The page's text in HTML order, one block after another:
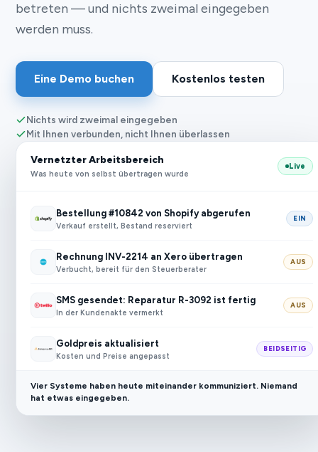
betreten — und nichts zweimal eingegeben
werden muss.
Eine Demo buchen Kostenlos testen
Nichts wird zweimal eingegeben
Mit Ihnen verbunden, nicht Ihnen überlassen
Vernetzter Arbeitsbereich
Was heute von selbst übertragen wurde
Live
Bestellung #10842 von Shopify abgerufen
Verkauf erstellt, Bestand reserviert
EIN
Rechnung INV-2214 an Xero übertragen
Verbucht, bereit für den Steuerberater
AUS
SMS gesendet: Reparatur R-3092 ist fertig
In der Kundenakte vermerkt
AUS
Goldpreis aktualisiert
Kosten und Preise angepasst
BEIDSEITIG
Vier Systeme haben heute miteinander kommuniziert. Niemand
hat etwas eingegeben.